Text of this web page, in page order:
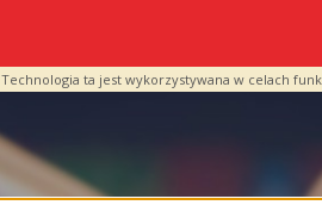
ta jest wykorzystywana w celach